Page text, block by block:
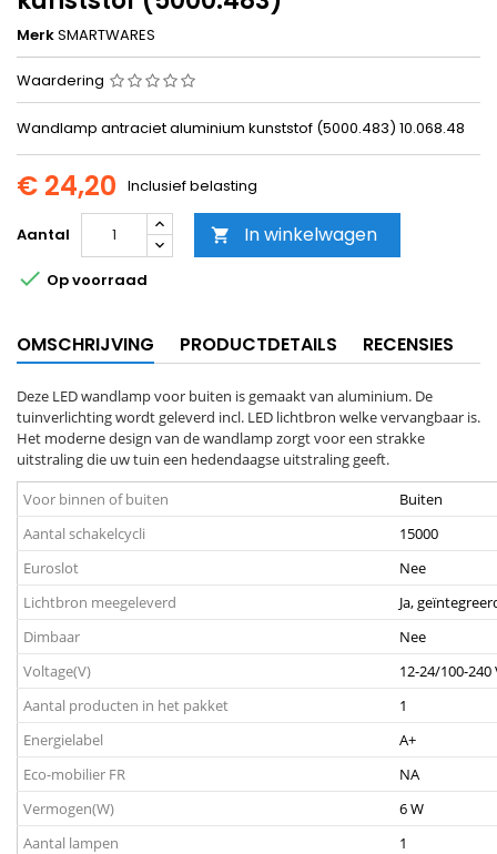
MerkSMARTWARES
Waardering
Wandlamp antraciet aluminium kunststof (5000.483) 10.068.48
€ 24,20 Inclusief belasting
Aantal  In winkelwagen
 Op voorraad
OMSCHRIJVING PRODUCTDETAILS RECENSIES
Deze LED wandlamp voor buiten is gemaakt van aluminium. De
tuinverlichting wordt geleverd incl. LED lichtbron welke vervangbaar is.
Het moderne design van de wandlamp zorgt voor een strakke
uitstraling die uw tuin een hedendaagse uitstraling geeft.
Voor binnen of buiten
Buiten
Aantal schakelcycli
15000
Euroslot
Nee
Lichtbron meegeleverd
Ja,
Dimbaar
Nee
Voltage(V)
12-24/100-240
Aantal producten in het pakket
1
Energielabel
A+
Eco-mobilier FR
NA
Vermogen(W)
6 W
Aantal lampen
1